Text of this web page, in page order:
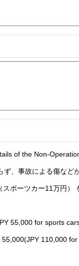
of the Non-
、事故による傷など
ポーツカー11万円）
55,000 for sports
110,000